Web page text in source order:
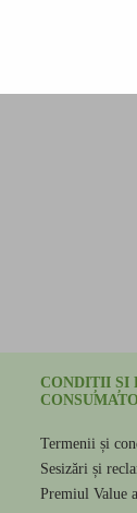
CONDIȚII ȘI
Termenii și
Sesizări și
Premiul Value